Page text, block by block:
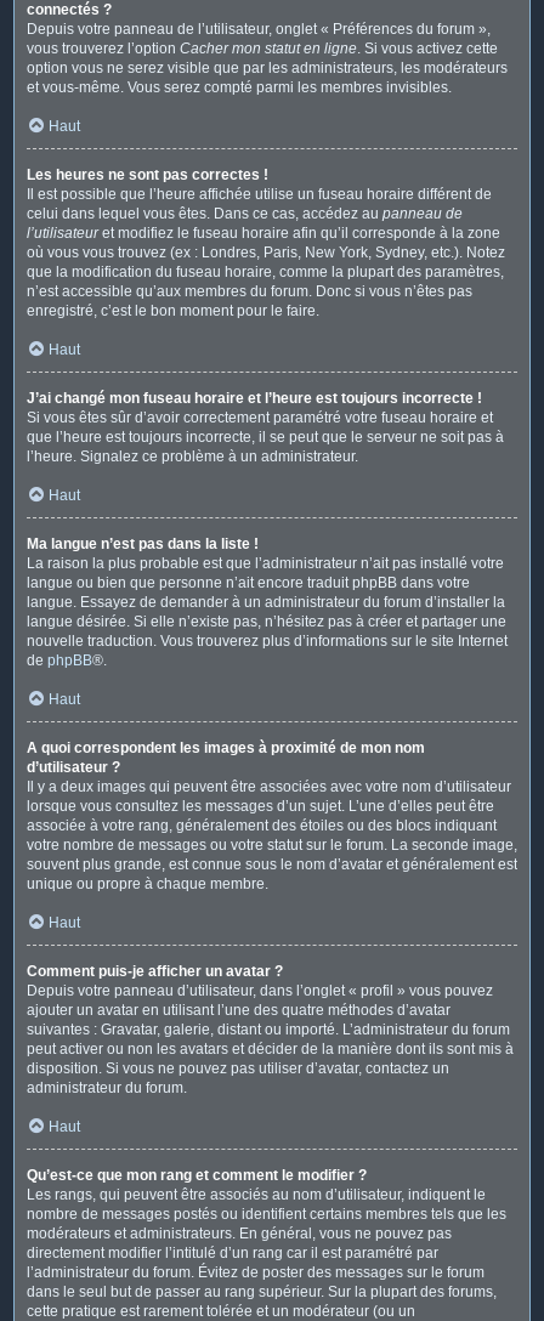
connectés ?
Depuis votre panneau de l’utilisateur, onglet « Préférences du forum »,
vous trouverez l’option Cacher mon statut en ligne. Si vous activez cette
option vous ne serez visible que par les administrateurs, les modérateurs
et vous-même. Vous serez compté parmi les membres invisibles.
Haut
Les heures ne sont pas correctes !
Il est possible que l’heure affichée utilise un fuseau horaire différent de
celui dans lequel vous êtes. Dans ce cas, accédez au panneau de
l’utilisateuret modifiez le fuseau horaire afin qu’il corresponde à la zone
où vous vous trouvez (ex : Londres, Paris, New York, Sydney, etc.). Notez
que la modification du fuseau horaire, comme la plupart des paramètres,
n’est accessible qu’aux membres du forum. Donc si vous n’êtes pas
enregistré, c’est le bon moment pour le faire.
Haut
J’ai changé mon fuseau horaire et l’heure est toujours incorrecte !
Si vous êtes sûr d’avoir correctement paramétré votre fuseau horaire et
que l’heure est toujours incorrecte, il se peut que le serveur ne soit pas à
l’heure. Signalez ce problème à un administrateur.
Haut
Ma langue n’est pas dans la liste !
La raison la plus probable est que l’administrateur n’ait pas installé votre
langue ou bien que personne n’ait encore traduit phpBB dans votre
langue. Essayez de demander à un administrateur du forum d’installer la
langue désirée. Si elle n’existe pas, n’hésitez pas à créer et partager une
nouvelle traduction. Vous trouverez plus d’informations sur le site Internet
de phpBB®.
Haut
A quoi correspondent les images à proximité de mon nom
d’utilisateur ?
Il y a deux images qui peuvent être associées avec votre nom d’utilisateur
lorsque vous consultez les messages d’un sujet. L’une d’elles peut être
associée à votre rang, généralement des étoiles ou des blocs indiquant
votre nombre de messages ou votre statut sur le forum. La seconde image,
souvent plus grande, est connue sous le nom d’avatar et généralement est
unique ou propre à chaque membre.
Haut
Comment puis-je afficher un avatar ?
Depuis votre panneau d’utilisateur, dans l’onglet « profil » vous pouvez
ajouter un avatar en utilisant l’une des quatre méthodes d’avatar
suivantes : Gravatar, galerie, distant ou importé. L’administrateur du forum
peut activer ou non les avatars et décider de la manière dont ils sont mis à
disposition. Si vous ne pouvez pas utiliser d’avatar, contactez un
administrateur du forum.
Haut
Qu’est-ce que mon rang et comment le modifier ?
Les rangs, qui peuvent être associés au nom d’utilisateur, indiquent le
nombre de messages postés ou identifient certains membres tels que les
modérateurs et administrateurs. En général, vous ne pouvez pas
directement modifier l’intitulé d’un rang car il est paramétré par
l’administrateur du forum. Évitez de poster des messages sur le forum
dans le seul but de passer au rang supérieur. Sur la plupart des forums,
cette pratique est rarement tolérée et un modérateur (ou un